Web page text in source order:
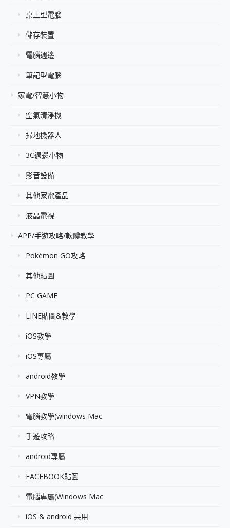
桌上型電腦
儲存裝置
電腦週邊
筆記型電腦
家電/智慧小物
空氣清淨機
掃地機器人
3C週邊小物
影音設備
其他家電產品
液晶電視
APP/手遊攻略/軟體教學
Pokémon GO攻略
其他貼圖
PC GAME
LINE貼圖&教學
iOS教學
iOS專屬
android教學
VPN教學
電腦教學(windows Mac
手遊攻略
android專屬
FACEBOOK貼圖
電腦專屬(Windows Mac
iOS & android 共用